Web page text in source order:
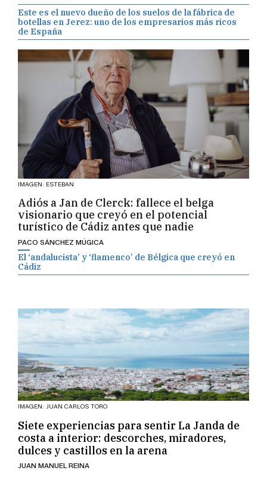
Este es el nuevo dueño de los suelos de la fábrica de
botellas en Jerez: uno de los empresarios más ricos
de España
IMAGEN: ESTEBAN
Adiós a Jan de Clerck: fallece el belga
visionario que creyó en el potencial
turístico de Cádiz antes que nadie
El ‘andalucista’ y ‘flamenco’ de Bélgica que creyó en
Cádiz
IMAGEN: JUAN CARLOS TORO
Siete experiencias para sentir La Janda de
costa a interior: descorches, miradores,
dulces y castillos en la arena
JUAN MANUEL REINA